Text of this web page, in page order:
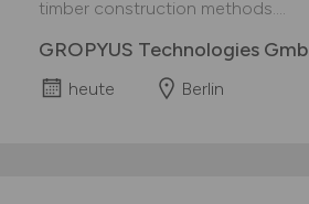
timber construction methods....
GROPYUS Technologies
heute Berlin